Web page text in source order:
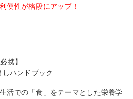
便性が格段にアップ！
携】
ハンドブック
活での「食」をテーマとした栄養学